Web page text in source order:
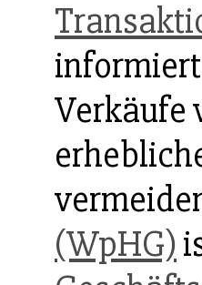
Verkäufe
(WpHG)